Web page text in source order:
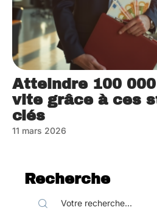
Atteindre 100
vite grâce à ces
clés
11 mars 2026
Recherche